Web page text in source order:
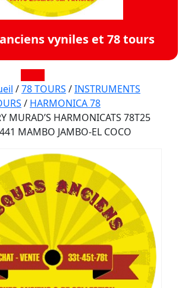
vyniles et 78 tours
Open
Button
/78 TOURS /INSTRUMENTS
/ HARMONICA 78
MURAD’S HARMONICATS 78T25
MAMBO JAMBO-EL COCO